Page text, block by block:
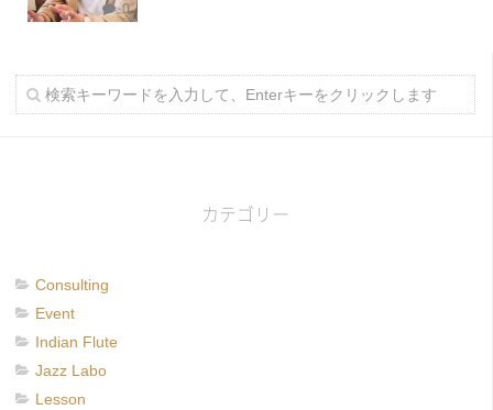
0
カテゴリー
Consulting
Event
Indian Flute
Jazz Labo
Lesson